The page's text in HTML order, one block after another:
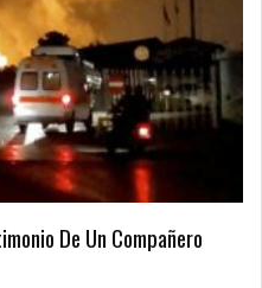
De Un Compañero